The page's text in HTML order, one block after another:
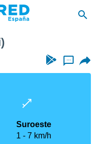
...
Suroeste
1
7 km/h